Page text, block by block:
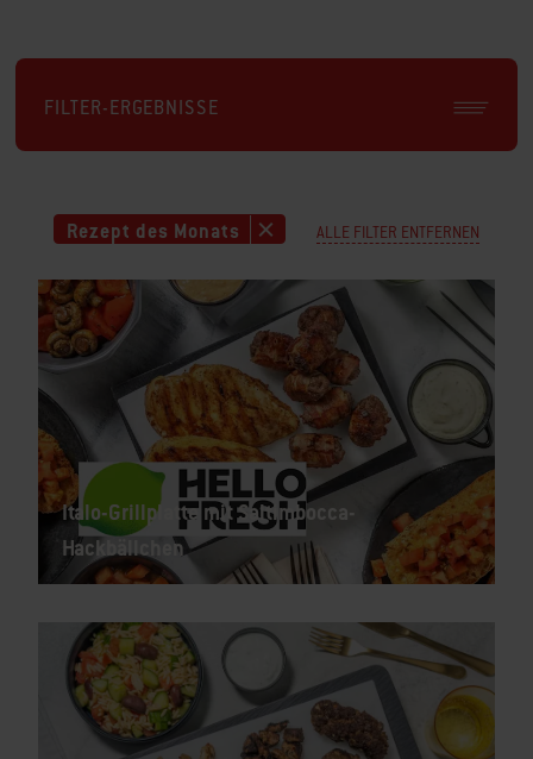
FILTER-ERGEBNISSE
Rezept des Monats ALLE FILTER ENTFERNEN
Italo-Grillplatte mit Saltimbocca-
Hackbällchen